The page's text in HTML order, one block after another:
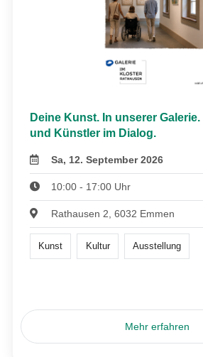
Deine Kunst. In unserer
und Künstler im Dialog.
Sa, 12. September 2026
10:00 - 17:00 Uhr
Rathausen 2, 6032 Emmen
Kunst Kultur Ausstellung
Mehr erfahren